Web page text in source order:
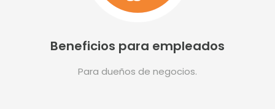
Beneficios para empleados
Para dueños de negocios.